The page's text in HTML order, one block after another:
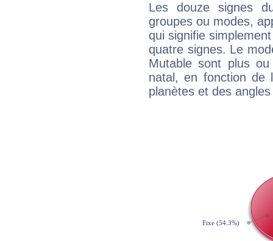
Les douze signes
groupes ou modes,
qui signifie
quatre signes. Le
Mutable sont plus
natal, en fonction de
planètes et des